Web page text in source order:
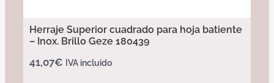
Herraje Superior cuadrado para hoja batiente
– Inox. Brillo Geze 180439
41,07€ IVA incluido